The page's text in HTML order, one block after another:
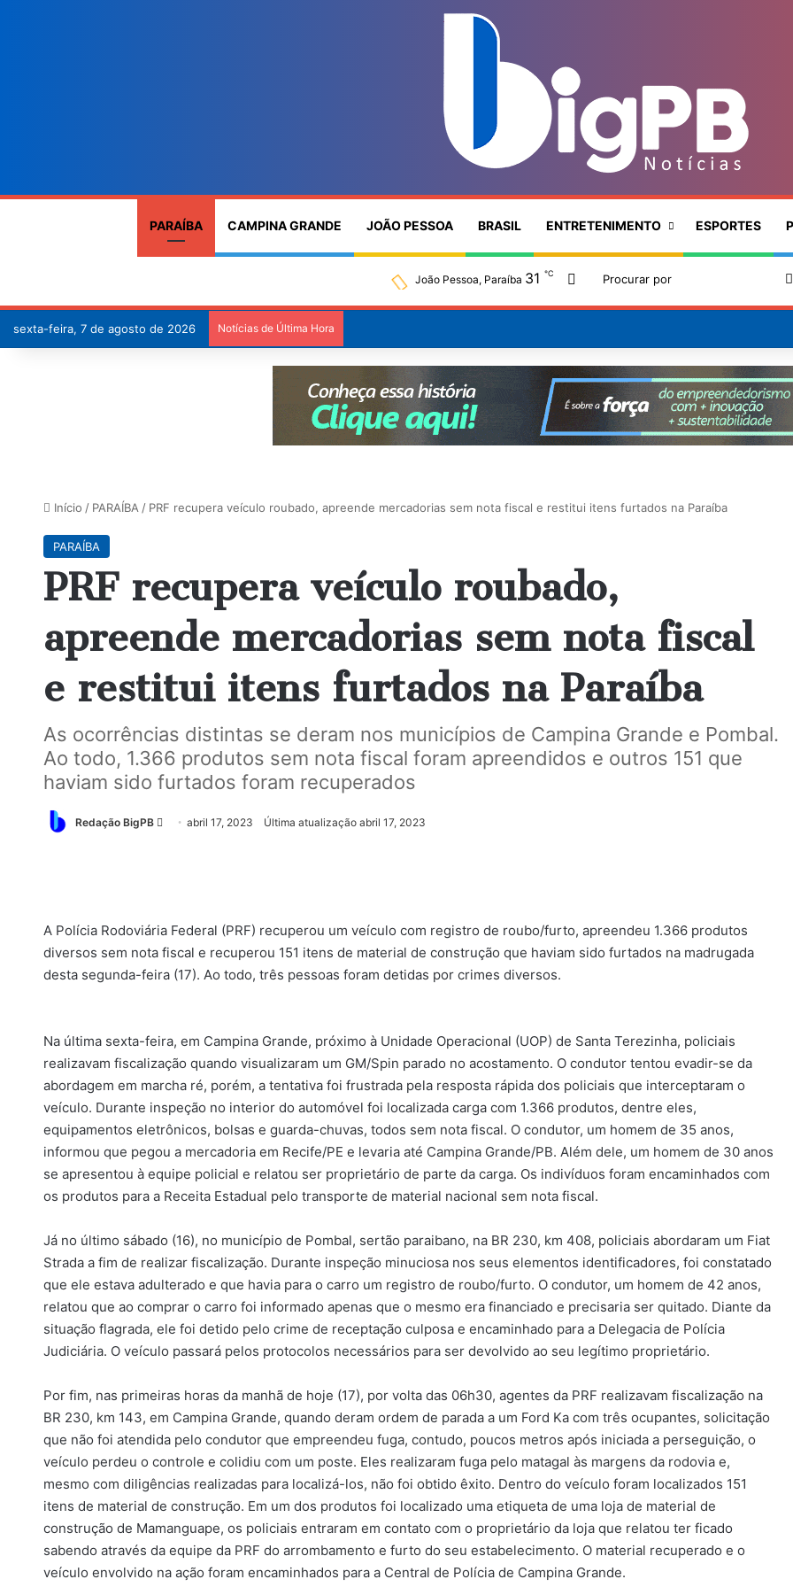
PARAÍBA CAMPINA GRANDE JOÃO PESSOA BRASIL ENTRETENIMENTO ESPORTES
João Pessoa, Paraíba 31 ℃ Switch skin
sexta-feira, 7 de agosto de 2026 Notícias de Última Hora
Início / PARAÍBA / PRF recupera veículo roubado, apreende mercadorias sem nota fiscal e restitui itens furtados na Paraíba
PARAÍBA
PRF recupera veículo roubado,
apreende mercadorias sem nota fiscal
e restitui itens furtados na Paraíba
As ocorrências distintas se deram nos municípios de Campina Grande e Pombal.
Ao todo, 1.366 produtos sem nota fiscal foram apreendidos e outros 151 que
haviam sido furtados foram recuperados
Redação BigPB Mandeabril 17, 2023 Última atualização abril 17, 2023
A Polícia Rodoviária Federal (PRF) recuperou um veículo com registro de roubo/furto, apreendeu 1.366 produtos
diversos sem nota fiscal e recuperou 151 itens de material de construção que haviam sido furtados na madrugada
desta segunda-feira (17). Ao todo, três pessoas foram detidas por crimes diversos.
Na última sexta-feira, em Campina Grande, próximo à Unidade Operacional (UOP) de Santa Terezinha, policiais
realizavam fiscalização quando visualizaram um GM/Spin parado no acostamento. O condutor tentou evadir-se da
abordagem em marcha ré, porém, a tentativa foi frustrada pela resposta rápida dos policiais que interceptaram o
veículo. Durante inspeção no interior do automóvel foi localizada carga com 1.366 produtos, dentre eles,
equipamentos eletrônicos, bolsas e guarda-chuvas, todos sem nota fiscal. O condutor, um homem de 35 anos,
informou que pegou a mercadoria em Recife/PE e levaria até Campina Grande/PB. Além dele, um homem de 30 anos
se apresentou à equipe policial e relatou ser proprietário de parte da carga. Os indivíduos foram encaminhados com
os produtos para a Receita Estadual pelo transporte de material nacional sem nota fiscal.
Já no último sábado (16), no município de Pombal, sertão paraibano, na BR 230, km 408, policiais abordaram um Fiat
Strada a fim de realizar fiscalização. Durante inspeção minuciosa nos seus elementos identificadores, foi constatado
que ele estava adulterado e que havia para o carro um registro de roubo/furto. O condutor, um homem de 42 anos,
relatou que ao comprar o carro foi informado apenas que o mesmo era financiado e precisaria ser quitado. Diante da
situação flagrada, ele foi detido pelo crime de receptação culposa e encaminhado para a Delegacia de Polícia
Judiciária. O veículo passará pelos protocolos necessários para ser devolvido ao seu legítimo proprietário.
Por fim, nas primeiras horas da manhã de hoje (17), por volta das 06h30, agentes da PRF realizavam fiscalização na
BR 230, km 143, em Campina Grande, quando deram ordem de parada a um Ford Ka com três ocupantes, solicitação
que não foi atendida pelo condutor que empreendeu fuga, contudo, poucos metros após iniciada a perseguição, o
veículo perdeu o controle e colidiu com um poste. Eles realizaram fuga pelo matagal às margens da rodovia e,
mesmo com diligências realizadas para localizá-los, não foi obtido êxito. Dentro do veículo foram localizados 151
itens de material de construção. Em um dos produtos foi localizado uma etiqueta de uma loja de material de
construção de Mamanguape, os policiais entraram em contato com o proprietário da loja que relatou ter ficado
sabendo através da equipe da PRF do arrombamento e furto do seu estabelecimento. O material recuperado e o
veículo envolvido na ação foram encaminhados para a Central de Polícia de Campina Grande.